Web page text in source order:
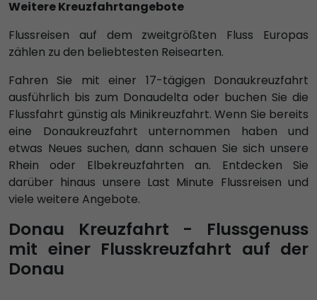
Weitere Kreuzfahrtangebote
Flussreisen auf dem zweitgrößten Fluss Europas
zählen zu den beliebtesten Reisearten.
Fahren Sie mit einer 17-tägigen Donaukreuzfahrt
ausführlich bis zum Donaudelta oder buchen Sie die
Flussfahrt günstig als Minikreuzfahrt. Wenn Sie bereits
eine Donaukreuzfahrt unternommen haben und
etwas Neues suchen, dann schauen Sie sich unsere
Rhein oder Elbekreuzfahrten an. Entdecken Sie
darüber hinaus unsere Last Minute Flussreisen und
viele weitere Angebote.
Donau Kreuzfahrt - Flussgenuss
mit einer Flusskreuzfahrt auf der
Donau